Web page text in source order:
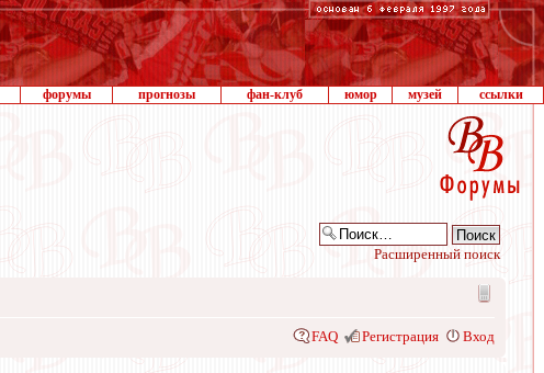
форумы прогнозы фан-клуб юмор музей ссылки
Расширенный поиск
FAQ Регистрация Вход